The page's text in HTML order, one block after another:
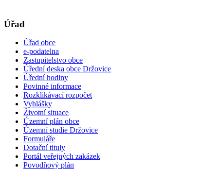
Úřad
Úřad obce
e-podatelna
Zastupitelstvo obce
Úřední deska obce Držovice
Úřední hodiny
Povinné informace
Rozklikávací rozpočet
Vyhlášky
Životní situace
Územní plán obce
Územní studie Držovice
Formuláře
Dotační tituly
Portál veřejných zakázek
Povodňový plán